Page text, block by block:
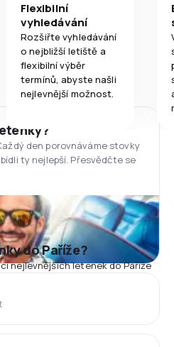
Flexibilní
vyhledávání
Rozšiřte vyhledávání
o nejbližší letiště a
flexibilní výběr
termínů, abyste našli
nejlevnější možnost.
den porovnáváme stovky
ty nejlepší. Přesvědčte se
do Paříže?
nejlevnějších letenek do Paříže